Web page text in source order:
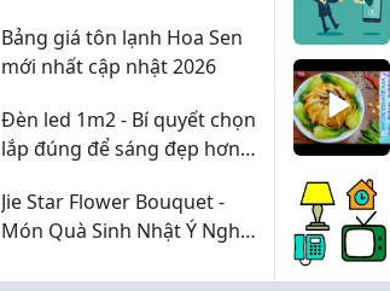
Bảng giá tôn lạnh Hoa Sen
mới nhất cập nhật 2026
Đèn led 1m2 - Bí quyết chọn
lắp đúng để sáng đẹp hơn
Jie Star Flower Bouquet -
Món Quà Sinh Nhật Ý Nghĩa